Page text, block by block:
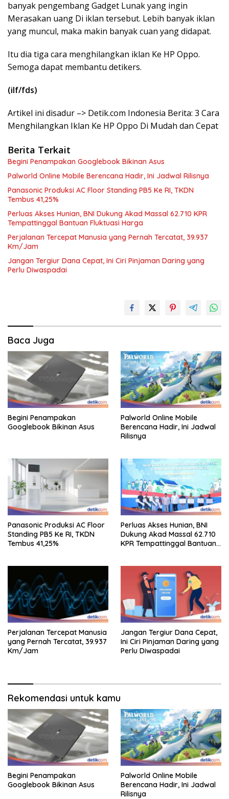
banyak pengembang Gadget Lunak yang ingin
Merasakan uang Di iklan tersebut. Lebih banyak iklan
yang muncul, maka makin banyak cuan yang didapat.
Itu dia tiga cara menghilangkan iklan Ke HP Oppo.
Semoga dapat membantu detikers.
(ilf/fds)
Artikel ini disadur –> Detik.com Indonesia Berita: 3 Cara
Menghilangkan Iklan Ke HP Oppo Di Mudah dan Cepat
Berita Terkait
Begini Penampakan Googlebook Bikinan Asus
Palworld Online Mobile Berencana Hadir, Ini Jadwal Rilisnya
Panasonic Produksi AC Floor Standing PB5 Ke RI, TKDN
Tembus 41,25%
Perluas Akses Hunian, BNI Dukung Akad Massal 62.710 KPR
Tempattinggal Bantuan Fluktuasi Harga
Perjalanan Tercepat Manusia yang Pernah Tercatat, 39.937
Km/Jam
Jangan Tergiur Dana Cepat, Ini Ciri Pinjaman Daring yang
Perlu Diwaspadai
Baca Juga
Begini Penampakan
Googlebook Bikinan Asus
Palworld Online Mobile
Berencana Hadir, Ini Jadwal
Rilisnya
Panasonic Produksi AC Floor
Standing PB5 Ke RI, TKDN
Tembus 41,25%
Perluas Akses Hunian, BNI
Dukung Akad Massal 62.710
KPR Tempattinggal Bantuan
Perjalanan Tercepat Manusia
yang Pernah Tercatat, 39.937
Km/Jam
Jangan Tergiur Dana Cepat,
Ini Ciri Pinjaman Daring yang
Perlu Diwaspadai
Rekomendasi untuk kamu
Begini Penampakan
Googlebook Bikinan Asus
Palworld Online Mobile
Berencana Hadir, Ini Jadwal
Rilisnya